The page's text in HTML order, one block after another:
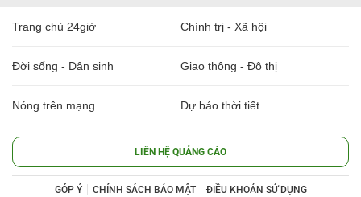
Trang chủ 24giờ Chính trị - Xã hội
Đời sống - Dân sinh Giao thông - Đô thị
Nóng trên mạng Dự báo thời tiết
LIÊN HỆ QUẢNG CÁO
GÓP Ý CHÍNH SÁCH BẢO MẬT ĐIỀU KHOẢN SỬ DỤNG